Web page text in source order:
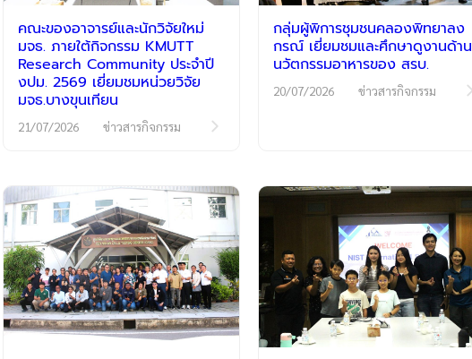
คณะของอาจารย์และนักวิจัยใหม่
มจธ. ภายใต้กิจกรรม KMUTT
Research Community ประจำปี
งปม. 2569 เยี่ยมชมหน่วยวิจัย
มจธ.บางขุนเทียน
21/07/2026 ข่าวสารกิจกรรม
กลุ่มผู้พิการชุมชนคลองพิทยาลง
กรณ์ เยี่ยมชมและศึกษาดูงานด้าน
นวัตกรรมอาหารของ สรบ.
20/07/2026 ข่าวสารกิจกรรม